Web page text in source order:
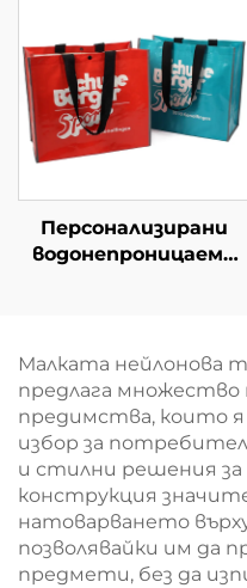
Персонализирани
водонепроницаеми
чанти за модна
търговия
Малката нейлонова
предлага множество
предимства, които
избор за
и стилни решения за
конструкция
натоварването
позволявайки им да
предмети, без да